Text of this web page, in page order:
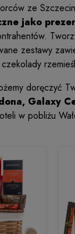
ze
jako
zestawy
doręczyć
Galaxy
w pobliżu